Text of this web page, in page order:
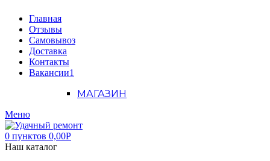
Главная
Отзывы
Самовывоз
Доставка
Контакты
Вакансии1
МАГАЗИН
Меню
0 пунктов 0,00Р
Наш каталог